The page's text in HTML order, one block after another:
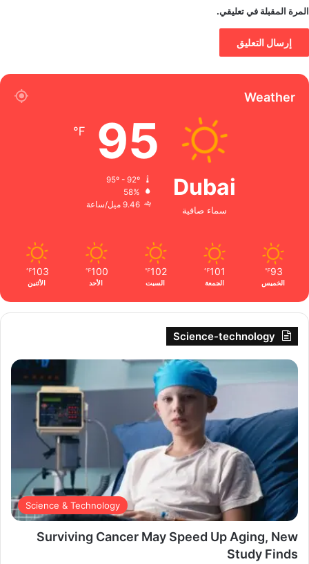
المرة المقبلة في تعليقي.
Weather
Dubai
سماء صافية
95
℉
58%
9.46 ميل/ساعة
93
℉
الخميس
101
℉
الجمعة
102
℉
السبت
100
℉
الأحد
103
℉
الأثنين
Science-technology
Science & Technology
Surviving Cancer May Speed Up Aging, New
Study Finds